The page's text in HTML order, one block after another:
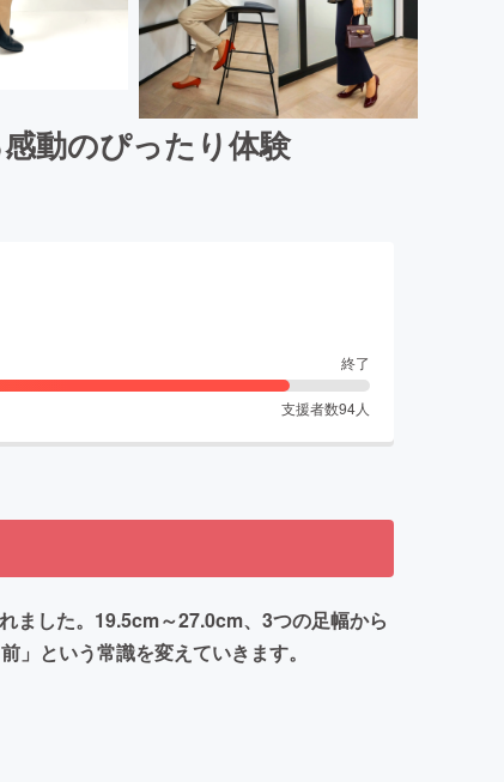
動のぴったり体験
終了
支援者数94人
ました。19.5cm～27.0cm、3つの足幅から
という常識を変えていきます。